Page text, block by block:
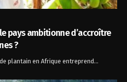
pays ambitionne d’accroître
?
plantain en Afrique entreprend…